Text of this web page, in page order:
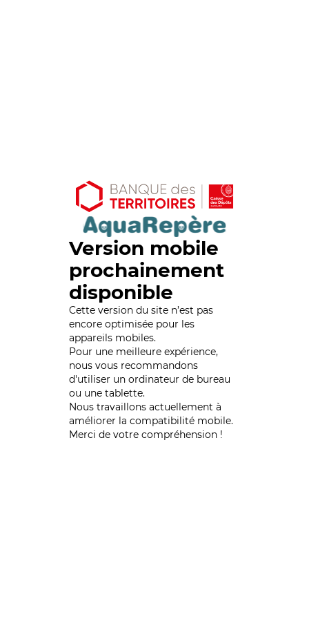
Version mobile
prochainement
disponible
Cette version du site n’est pas
encore optimisée pour les
appareils mobiles.
Pour une meilleure expérience,
nous vous recommandons
d'utiliser un ordinateur de bureau
ou une tablette.
Nous travaillons actuellement à
améliorer la compatibilité mobile.
Merci de votre compréhension !